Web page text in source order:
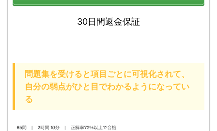
30日間返金保証
問題集を受けると項目ごとに可視化されて、
自分の弱点がひと目でわかるようになってい
る